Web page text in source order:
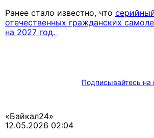
Ранее стало известно, что
отечественных гражданских
на 2027 год.
Подписывайтесь
«Байкал24»
12.05.2026 02:04